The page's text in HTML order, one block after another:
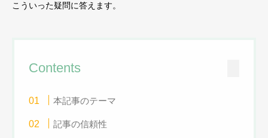
こういった疑問に答えます。
Contents
本記事のテーマ
記事の信頼性